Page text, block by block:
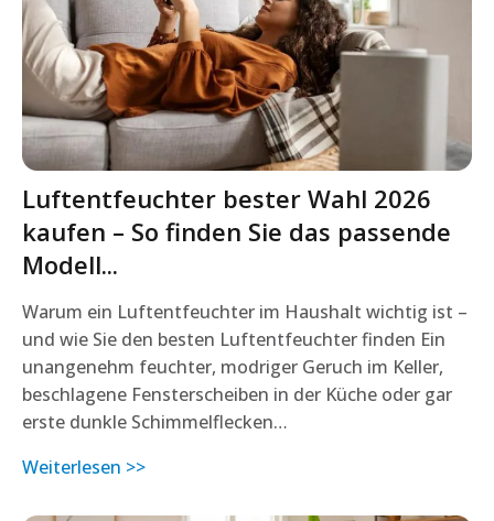
Luftentfeuchter bester Wahl 2026
kaufen – So finden Sie das passende
Modell...
Warum ein Luftentfeuchter im Haushalt wichtig ist –
und wie Sie den besten Luftentfeuchter finden Ein
unangenehm feuchter, modriger Geruch im Keller,
beschlagene Fensterscheiben in der Küche oder gar
erste dunkle Schimmelflecken…
Weiterlesen >>